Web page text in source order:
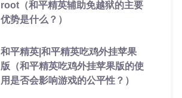
root（和平精英辅助免越狱的主要
优势是什么？）
和平精英|和平精英吃鸡外挂苹果
版（和平精英吃鸡外挂苹果版的使
用是否会影响游戏的公平性？）